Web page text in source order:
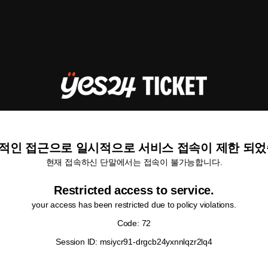
인 접근으로 일시적으로 서비스 접속이 제한 되
현재 접속하신 단말에서는 접속이 불가능합니다.
Restricted access to service.
your access has been restricted due to policy violations.
Code: 72
Session ID: msiycr91-drgcb24yxnnlqzr2lq4